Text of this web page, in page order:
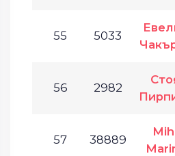
55 5033
56 2982
57 38889